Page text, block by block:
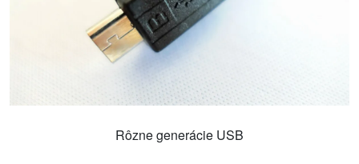
Rôzne generácie USB